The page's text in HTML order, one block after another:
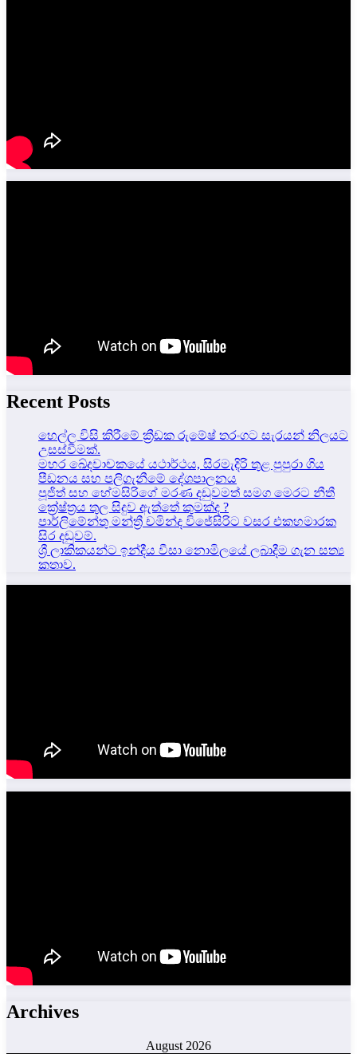
Recent Posts
හෙල්ල විසි කිරීමේ ක්‍රීඩක රුමේෂ් තරංගට සැරයන් නිලයට
උසස්වීමක්.
මහර ඛේදවාචකයේ යථාර්ථය, සිරමැදිරි තුළ පුපුරා ගිය
පීඩනය සහ පලිගැනීමේ දේශපාලනය
පූජිත් සහ හේමසිරිගේ මරණ දඩුවමත් සමග මෙරට නීතී
ක්‍රේෂ්ත්‍රය තුල සිදුව ඇත්තේ කුමක්ද ?
පාර්ලිමේන්තු මන්ත්‍රී චමින්ද විජේසිරිට වසර එකහමාරක
සිර දඬුවම්.
ශ්‍රී ලාකිකයන්ට ඉන්දීය වීසා නොමිලයේ ලබාදීම ගැන සත්‍ය
කතාව.
Archives
August 2026